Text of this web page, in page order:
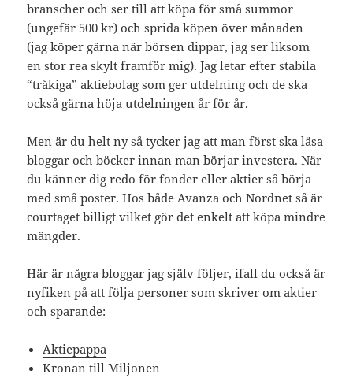
branscher och ser till att köpa för små summor
(ungefär 500 kr) och sprida köpen över månaden
(jag köper gärna när börsen dippar, jag ser liksom
en stor rea skylt framför mig). Jag letar efter stabila
“tråkiga” aktiebolag som ger utdelning och de ska
också gärna höja utdelningen år för år.
Men är du helt ny så tycker jag att man först ska läsa
bloggar och böcker innan man börjar investera. När
du känner dig redo för fonder eller aktier så börja
med små poster. Hos både Avanza och Nordnet så är
courtaget billigt vilket gör det enkelt att köpa mindre
mängder.
Här är några bloggar jag själv följer, ifall du också är
nyfiken på att följa personer som skriver om aktier
och sparande:
Aktiepappa
Kronan till Miljonen